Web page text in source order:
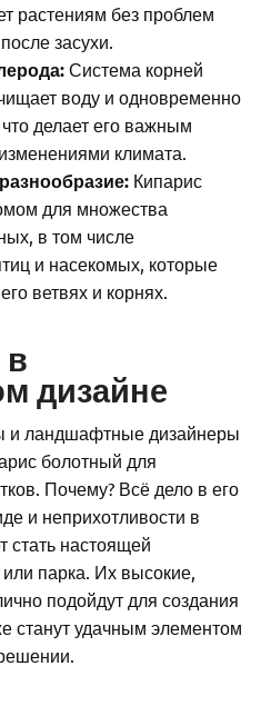
растениям без проблем
засухи.
Система корней
воду и одновременно
делает его важным
климата.
Кипарис
для множества
в том числе
и насекомых, которые
ветвях и корнях.
дизайне
и ландшафтные дизайнеры
болотный для
Почему? Всё дело в его
и неприхотливости в
стать настоящей
парка. Их высокие,
подойдут для создания
станут удачным элементом